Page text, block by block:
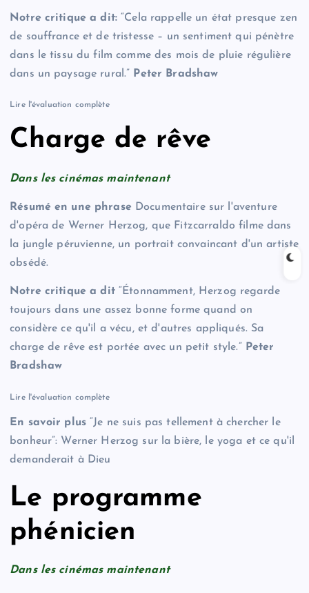
Notre critique a dit: “Cela rappelle un état presque zen
de souffrance et de tristesse – un sentiment qui pénètre
dans le tissu du film comme des mois de pluie régulière
dans un paysage rural.”
Peter Bradshaw
Lire l'évaluation complète
Charge de rêve
Dans les cinémas maintenant
Résumé en une phraseDocumentaire sur l'aventure
d'opéra de Werner Herzog, que Fitzcarraldo filme dans
la jungle péruvienne, un portrait convaincant d'un artiste
obsédé.
Notre critique a dit“Étonnamment, Herzog regarde
toujours dans une assez bonne forme quand on
considère ce qu'il a vécu, et d'autres appliqués. Sa
charge de rêve est portée avec un petit style.”
Peter
Bradshaw
Lire l'évaluation complète
En savoir plus“Je ne suis pas tellement à chercher le
bonheur”: Werner Herzog sur la bière, le yoga et ce qu'il
demanderait à Dieu
Le programme
phénicien
Dans les cinémas maintenant